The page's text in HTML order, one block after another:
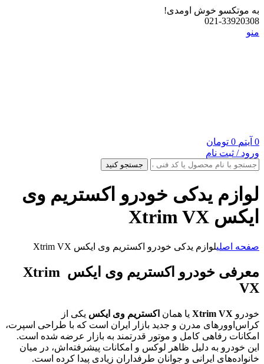
به موتکسو خوش اومدی!
021-33920308
منو
0 آیتم 0 تومان
ورود / ثبت نام
جستجو کنید
لوازم یدکی خودرو اکستریم وی
ایکس Xtrim VX
صفحه اصلیلوازم یدکی خودرو اکستریم وی ایکس Xtrim VX
معرفی خودرو اکستریم وی ایکس Xtrim
VX
خودرو Xtrim VX یا همان اکستریم وی ایکس یکی از
کراس‌اوورهای مدرن و جدید بازار ایران است که با طراحی اسپرت،
امکانات رفاهی کامل و موتور قدرتمند به بازار عرضه شده است.
این خودرو به دلیل ظاهر لوکس و امکانات پیشرفته‌اش، در میان
خانواده‌های ایرانی و جوانان طرفداران زیادی پیدا کرده است.